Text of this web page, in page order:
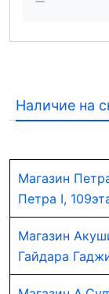
Наличие на
Магазин
Петра I,
Магазин
Гайдара